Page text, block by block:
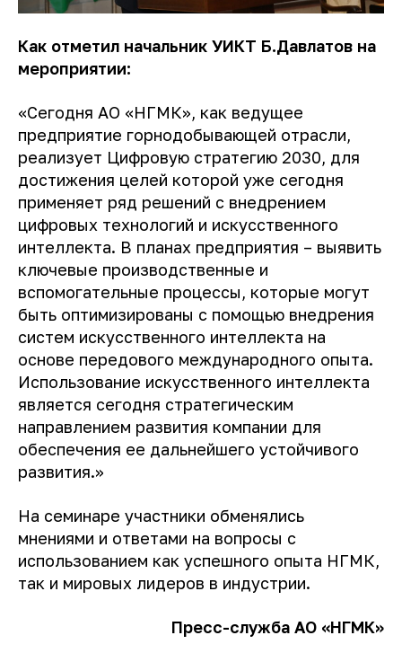
Как отметил начальник УИКТ Б.Давлатов на
мероприятии:
«Сегодня АО «НГМК», как ведущее
предприятие горнодобывающей отрасли,
реализует Цифровую стратегию 2030, для
достижения целей которой уже сегодня
применяет ряд решений с внедрением
цифровых технологий и искусственного
интеллекта. В планах предприятия – выявить
ключевые производственные и
вспомогательные процессы, которые могут
быть оптимизированы с помощью внедрения
систем искусственного интеллекта на
основе передового международного опыта.
Использование искусственного интеллекта
является сегодня стратегическим
направлением развития компании для
обеспечения ее дальнейшего устойчивого
развития.»
На семинаре участники обменялись
мнениями и ответами на вопросы с
использованием как успешного опыта НГМК,
так и мировых лидеров в индустрии.
Пресс-служба АО «НГМК»